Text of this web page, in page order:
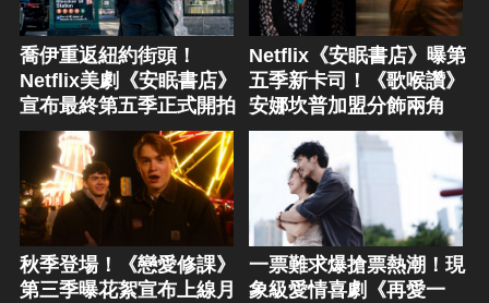
喬伊重返紐約街頭！
Netflix美劇《安眠書店》
宣布最終第五季正式開拍
Netflix《安眠書店》曝第
五季新卡司！《歌喉讚》
安娜坎普加盟分飾兩角
秋季登場！《戀愛修課》
第三季曝花絮宣布上線月
一票難求爆搶票熱潮！現
象級愛情喜劇《再愛一